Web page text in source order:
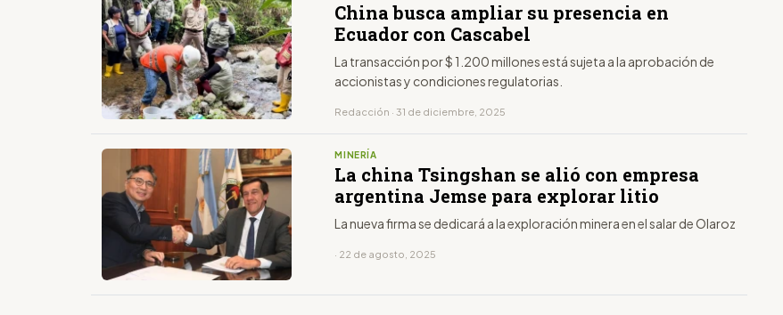
China busca ampliar su presencia en
Ecuador con Cascabel
La transacción por $ 1.200 millones está sujeta a la aprobación de
accionistas y condiciones regulatorias.
Redacción · 31 de diciembre, 2025
MINERÍA
La china Tsingshan se alió con empresa
argentina Jemse para explorar litio
La nueva firma se dedicará a la exploración minera en el salar de Olaroz
· 22 de agosto, 2025